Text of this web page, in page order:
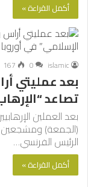
أكمل القراءة »
islamic
0
167
بعد عمليتي
تصاعد
بعد العملين
(الجمعة) ومشجعين
الرئيس الفرنسي…
أكمل القراءة »